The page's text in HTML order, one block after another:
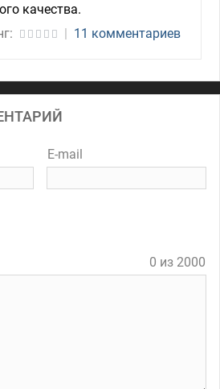
качества.
| 11 комментариев
E-mail
0 из 2000